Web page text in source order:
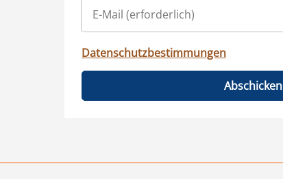
Datenschutzbestimmungen
Abschicken